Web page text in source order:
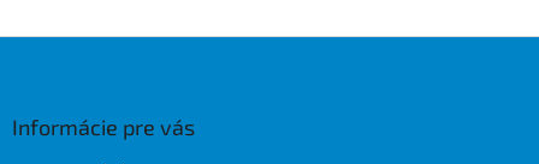
Informácie pre vás